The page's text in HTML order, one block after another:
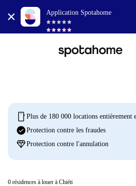
Application Spotahome
mobile Plus de 180 000 locations entièrement
check_circleProtection contre les fraudes
diamondProtection contre l'annulation
0 résidences à louer à Chiéti